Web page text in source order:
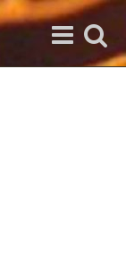
Toggle
search
Toggle
navigation